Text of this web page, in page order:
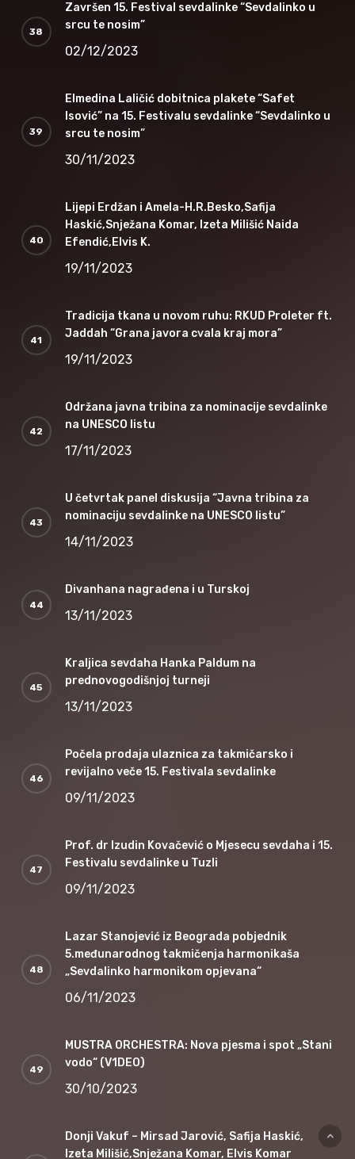
Završen 15. Festival sevdalinke “Sevdalinko u
srcu te nosim”
02/12/2023
Elmedina Laličić dobitnica plakete “Safet
Isović” na 15. Festivalu sevdalinke “Sevdalinko u
srcu te nosim”
30/11/2023
Lijepi Erdžan i Amela-H.R.Besko,Safija
Haskić,Snježana Komar, Izeta Milišić Naida
Efendić,Elvis K.
19/11/2023
Tradicija tkana u novom ruhu: RKUD Proleter ft.
Jaddah “Grana javora cvala kraj mora”
19/11/2023
Održana javna tribina za nominacije sevdalinke
na UNESCO listu
17/11/2023
U četvrtak panel diskusija “Javna tribina za
nominaciju sevdalinke na UNESCO listu”
14/11/2023
Divanhana nagrađena i u Turskoj
13/11/2023
Kraljica sevdaha Hanka Paldum na
prednovogodišnjoj turneji
13/11/2023
Počela prodaja ulaznica za takmičarsko i
revijalno veče 15. Festivala sevdalinke
09/11/2023
Prof. dr Izudin Kovačević o Mjesecu sevdaha i 15.
Festivalu sevdalinke u Tuzli
09/11/2023
Lazar Stanojević iz Beograda pobjednik
5.međunarodnog takmičenja harmonikaša
„Sevdalinko harmonikom opjevana“
06/11/2023
MUSTRA ORCHESTRA: Nova pjesma i spot „Stani
vodo“ (V1DEO)
30/10/2023
Donji Vakuf – Mirsad Jarović, Safija Haskić,
Izeta Milišić,Snježana Komar, Elvis Komar